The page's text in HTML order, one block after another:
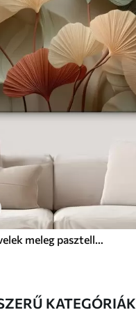
Absztrakt ginkgólevelek meleg pasztell színekben
KATEGÓRIÁK